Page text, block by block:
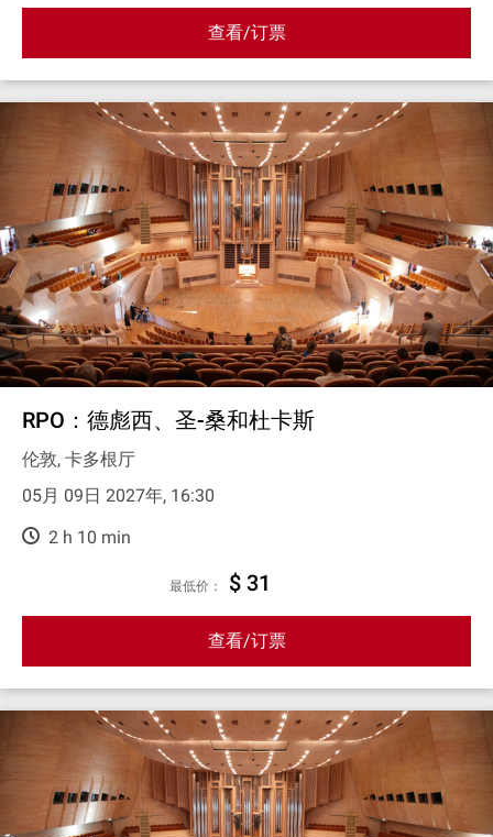
查看/订票
RPO：德彪西、圣-桑和杜卡斯
伦敦, 卡多根厅
05月 09日 2027年, 16:30
2 h 10 min
最低价： $ 31
查看/订票